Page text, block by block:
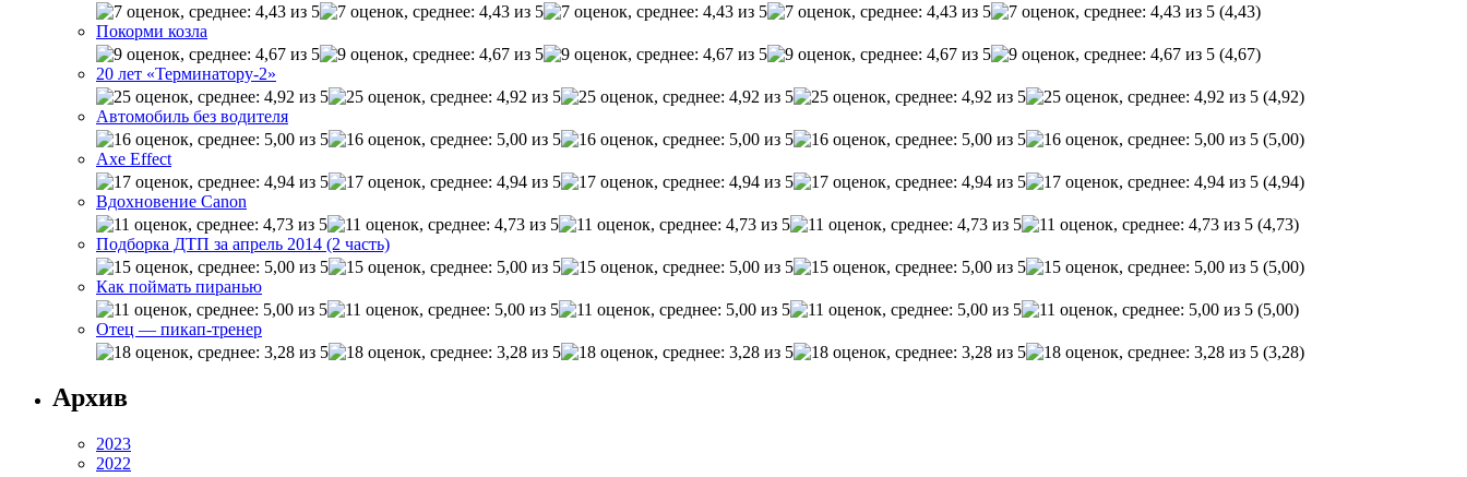
(4,43)
Покорми козла
(4,67)
20 лет «Терминатору-2»
(4,92)
Автомобиль без водителя
(5,00)
Axe Effect
(4,94)
Вдохновение Canon
(4,73)
Подборка ДТП за апрель 2014 (2 часть)
(5,00)
Как поймать пиранью
(5,00)
Отец — пикап-тренер
(3,28)
Архив
2023
2022